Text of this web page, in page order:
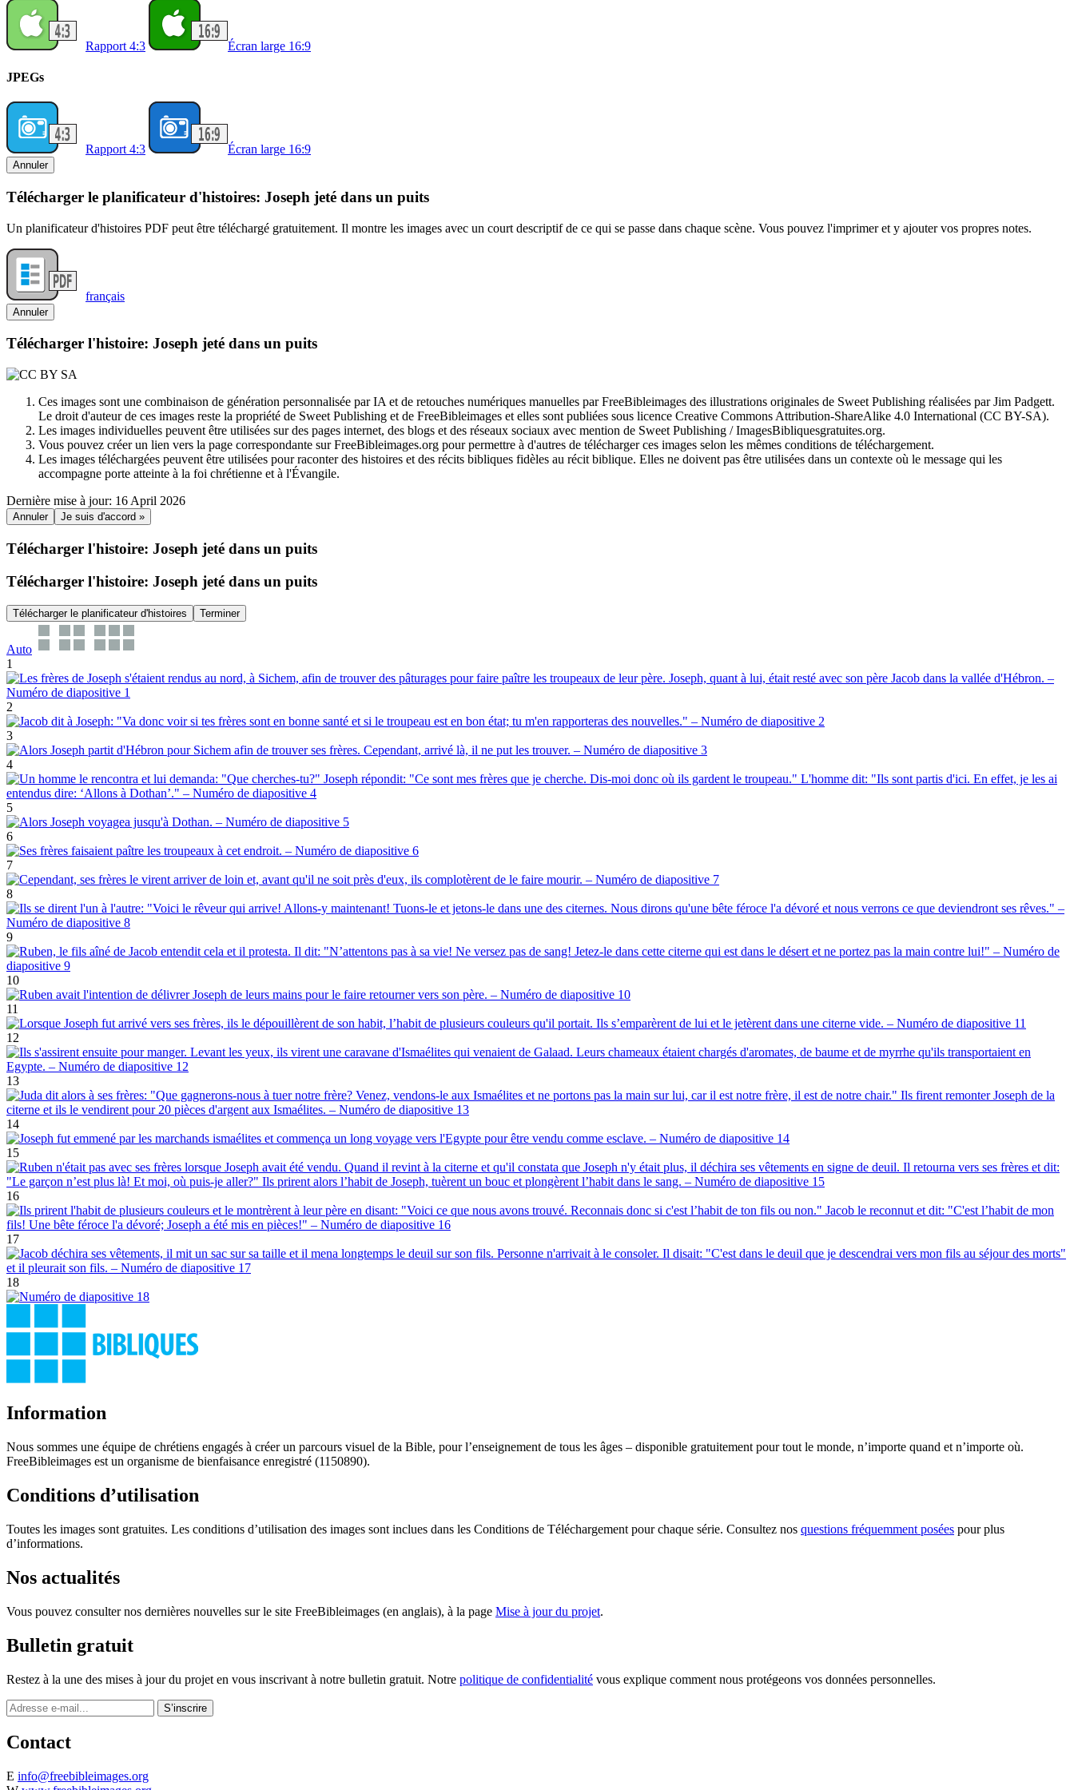
Rapport 4:3 Écran large 16:9
JPEGs
Rapport 4:3 Écran large 16:9
Annuler
Télécharger le planificateur d'histoires: Joseph jeté dans un puits
Un planificateur d'histoires PDF peut être téléchargé gratuitement. Il montre les images avec un court descriptif de ce qui se passe dans chaque scène. Vous pouvez l'imprimer et y ajouter vos propres notes.
français
Annuler
Télécharger l'histoire: Joseph jeté dans un puits
Ces images sont une combinaison de génération personnalisée par IA et de retouches numériques manuelles par FreeBibleimages des illustrations originales de Sweet Publishing réalisées par Jim Padgett.
Le droit d'auteur de ces images reste la propriété de Sweet Publishing et de FreeBibleimages et elles sont publiées sous licence Creative Commons Attribution-ShareAlike 4.0 International (CC BY-SA).
Les images individuelles peuvent être utilisées sur des pages internet, des blogs et des réseaux sociaux avec mention de Sweet Publishing / ImagesBibliquesgratuites.org.
Vous pouvez créer un lien vers la page correspondante sur FreeBibleimages.org pour permettre à d'autres de télécharger ces images selon les mêmes conditions de téléchargement.
Les images téléchargées peuvent être utilisées pour raconter des histoires et des récits bibliques fidèles au récit biblique. Elles ne doivent pas être utilisées dans un contexte où le message qui les
accompagne porte atteinte à la foi chrétienne et à l'Évangile.
Dernière mise à jour: 16 April 2026
Annuler Je suis d'accord »
Télécharger l'histoire: Joseph jeté dans un puits
Télécharger l'histoire: Joseph jeté dans un puits
Télécharger le planificateur d'histoires Terminer
Auto
1
2
3
4
5
6
7
8
9
10
11
12
13
14
15
16
17
18
Information
Nous sommes une équipe de chrétiens engagés à créer un parcours visuel de la Bible, pour l’enseignement de tous les âges – disponible gratuitement pour tout le monde, n’importe quand et n’importe où.
FreeBibleimages est un organisme de bienfaisance enregistré (1150890).
Conditions d’utilisation
Toutes les images sont gratuites. Les conditions d’utilisation des images sont inclues dans les Conditions de Téléchargement pour chaque série. Consultez nos questions fréquemment posées pour plus
d’informations.
Nos actualités
Vous pouvez consulter nos dernières nouvelles sur le site FreeBibleimages (en anglais), à la page Mise à jour du projet.
Bulletin gratuit
Restez à la une des mises à jour du projet en vous inscrivant à notre bulletin gratuit. Notre politique de confidentialité vous explique comment nous protégeons vos données personnelles.
Contact
E info@freebibleimages.org